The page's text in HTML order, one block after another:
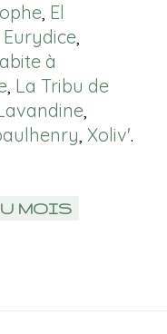
, El
Eurydice,
à
, La Tribu de
,
, Xoliv'.
MOIS